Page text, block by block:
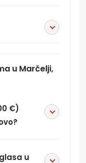
u Marčelji,
€)
u